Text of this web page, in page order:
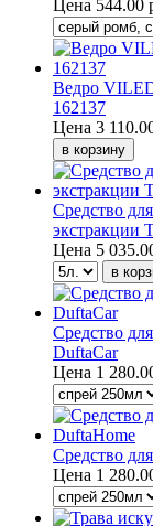
Цена 544.00
Ведро
162137
Цена 3
Средство
экстракции
Цена 5
Средство
DuftaCar
Цена 1
Средство
Цена 1